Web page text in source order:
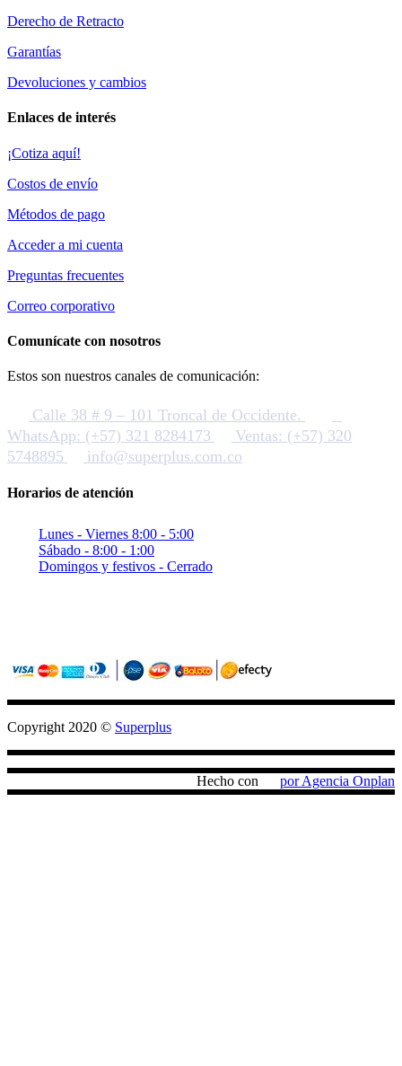
Derecho de Retracto
Garantías
Devoluciones y cambios
Enlaces de interés
¡Cotiza aquí!
Costos de envío
Métodos de pago
Acceder a mi cuenta
Preguntas frecuentes
Correo corporativo
Comunícate con nosotros
Estos son nuestros canales de comunicación:
Calle 38 # 9 – 101 Troncal de Occidente.
WhatsApp: (+57) 321 8284173
Ventas: (+57) 320
5748895
info@superplus.com.co
Horarios de atención
Lunes - Viernes 8:00 - 5:00
Sábado - 8:00 - 1:00
Domingos y festivos - Cerrado
Copyright 2020 © Superplus
Hecho con por Agencia Onplan